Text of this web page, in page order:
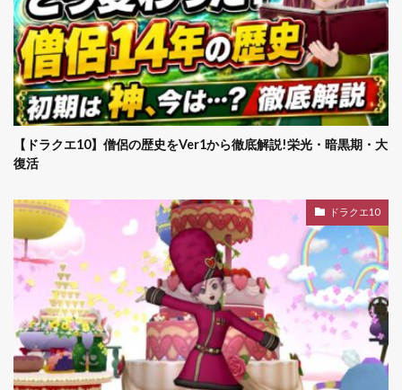
【ドラクエ10】僧侶の歴史をVer1から徹底解説!栄光・暗黒期・大
復活
ドラクエ10